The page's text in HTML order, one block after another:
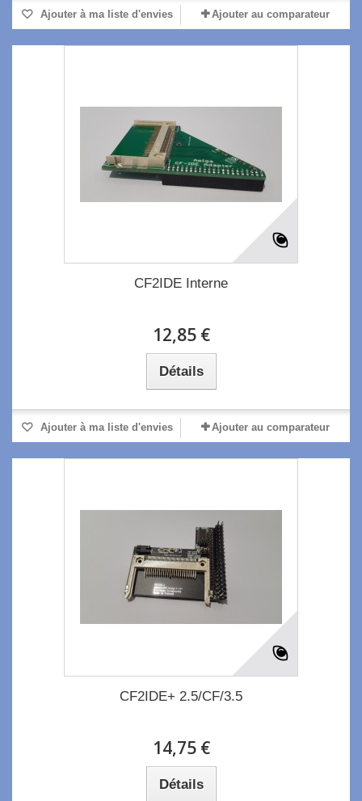
Ajouter à ma liste d'envies Ajouter au comparateur
CF2IDE Interne
12,85 €
Détails
Ajouter à ma liste d'envies Ajouter au comparateur
CF2IDE+ 2.5/CF/3.5
14,75 €
Détails